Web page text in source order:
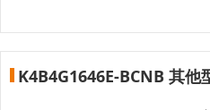
K4B4G1646E-BCNB 其他